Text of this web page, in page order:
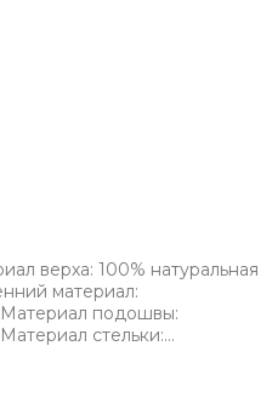
верха: 100% натуральная
материал:
Материал подошвы:
стельки:…